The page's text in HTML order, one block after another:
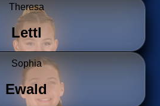
Theresa
Lettl
Sophia
Ewald